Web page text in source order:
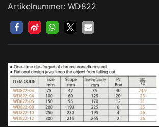
Artikelnummer: WD822